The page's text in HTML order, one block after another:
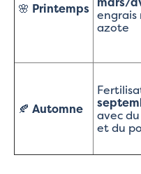
🌸 Printemps engrais
azote
🍂 Automne
avec
et du